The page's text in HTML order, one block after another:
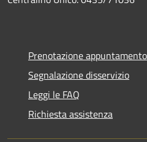
Prenotazione appuntamento
Segnalazione disservizio
Leggi le FAQ
Richiesta assistenza